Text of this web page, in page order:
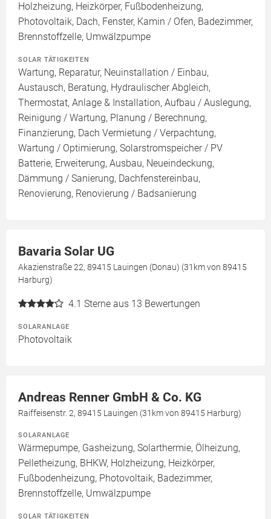
Holzheizung, Heizkörper, Fußbodenheizung,
Photovoltaik, Dach, Fenster, Kamin / Ofen, Badezimmer,
Brennstoffzelle, Umwälzpumpe
SOLAR TÄTIGKEITEN
Wartung, Reparatur, Neuinstallation / Einbau,
Austausch, Beratung, Hydraulischer Abgleich,
Thermostat, Anlage & Installation, Aufbau / Auslegung,
Reinigung / Wartung, Planung / Berechnung,
Finanzierung, Dach Vermietung / Verpachtung,
Wartung / Optimierung, Solarstromspeicher / PV
Batterie, Erweiterung, Ausbau, Neueindeckung,
Dämmung / Sanierung, Dachfenstereinbau,
Renovierung, Renovierung / Badsanierung
Bavaria Solar UG
Akazienstraße 22, 89415 Lauingen (Donau) (31km von 89415
Harburg)
4.1 Sterne aus 13 Bewertungen
SOLARANLAGE
Photovoltaik
Andreas Renner GmbH & Co. KG
Raiffeisenstr. 2, 89415 Lauingen (31km von 89415 Harburg)
SOLARANLAGE
Wärmepumpe, Gasheizung, Solarthermie, Ölheizung,
Pelletheizung, BHKW, Holzheizung, Heizkörper,
Fußbodenheizung, Photovoltaik, Badezimmer,
Brennstoffzelle, Umwälzpumpe
SOLAR TÄTIGKEITEN